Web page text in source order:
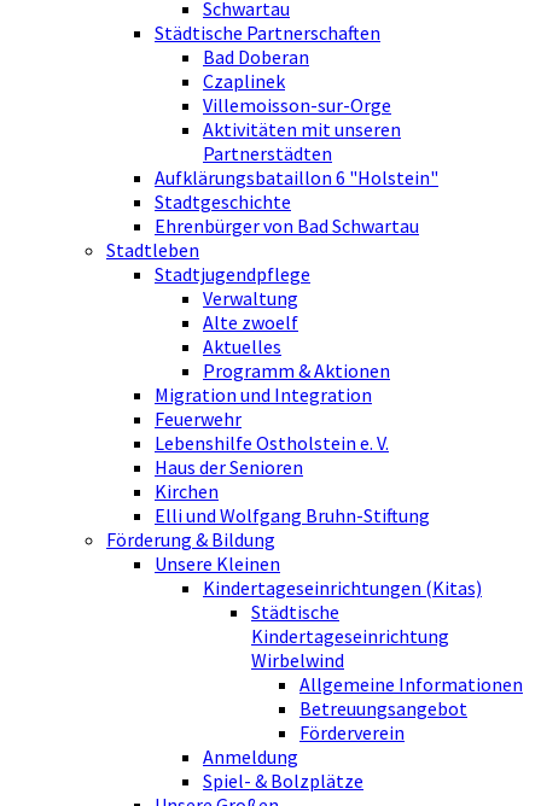
Schwartau
Städtische Partnerschaften
Bad Doberan
Czaplinek
Villemoisson-sur-Orge
Aktivitäten mit unseren
Partnerstädten
Aufklärungsbataillon 6 "Holstein"
Stadtgeschichte
Ehrenbürger von Bad Schwartau
Stadtleben
Stadtjugendpflege
Verwaltung
Alte zwoelf
Aktuelles
Programm & Aktionen
Migration und Integration
Feuerwehr
Lebenshilfe Ostholstein e. V.
Haus der Senioren
Kirchen
Elli und Wolfgang Bruhn-Stiftung
Förderung & Bildung
Unsere Kleinen
Kindertageseinrichtungen (Kitas)
Städtische
Kindertageseinrichtung
Wirbelwind
Allgemeine Informationen
Betreuungsangebot
Förderverein
Anmeldung
Spiel- & Bolzplätze